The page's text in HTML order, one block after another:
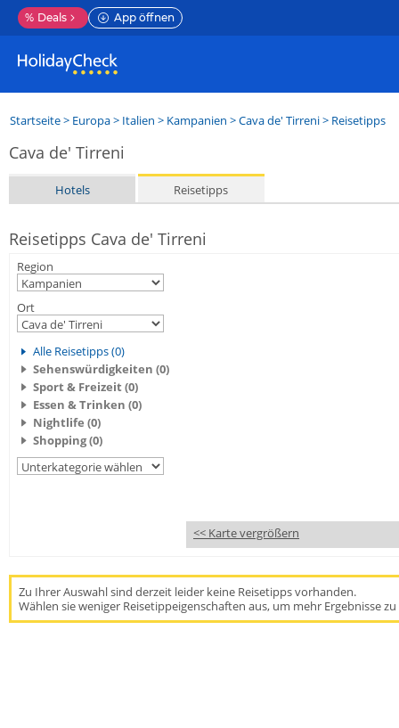
% Deals App öffnen
Startseite> Europa> Italien > Kampanien >Cava de' Tirreni> Reisetipps
Cava de' Tirreni
Hotels Reisetipps
Reisetipps Cava de' Tirreni
Region
Ort
Alle Reisetipps (0)
Sehenswürdigkeiten (0)
Sport & Freizeit (0)
Essen & Trinken (0)
Nightlife (0)
Shopping (0)
<< Karte vergrößern
Zu Ihrer Auswahl sind derzeit leider keine Reisetipps vorhanden.
Wählen sie weniger Reisetippeigenschaften aus, um mehr Ergebnisse